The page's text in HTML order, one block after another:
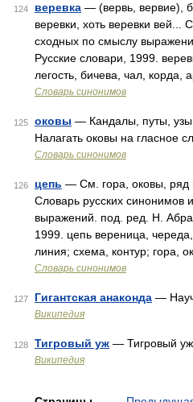
124 веревка — (вервь, вервие),
веревки, хоть веревки вей...
сходных по смыслу
Русские словари, 1999.
легость, бичева, чал, корда,
Словарь синонимов
125 оковы — Кандалы, путы,
Налагать оковы на гласное
Словарь синонимов
126 цепь — См. гора, оковы, ряд
Словарь русских синонимов
выражений. под. ред. Н.
1999. цепь вереница,
линия; схема, контур; гора,
Словарь синонимов
127 Гигантская анаконда —
Википедия
128 Тигровый уж — Тигровый
Википедия